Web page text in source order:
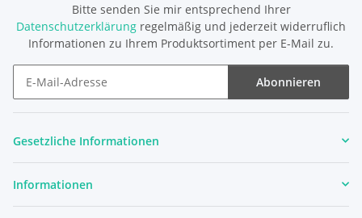
Bitte senden Sie mir entsprechend Ihrer
Datenschutzerklärung regelmäßig und jederzeit widerruflich
Informationen zu Ihrem Produktsortiment per E-Mail zu.
Abonnieren
Gesetzliche Informationen
Informationen